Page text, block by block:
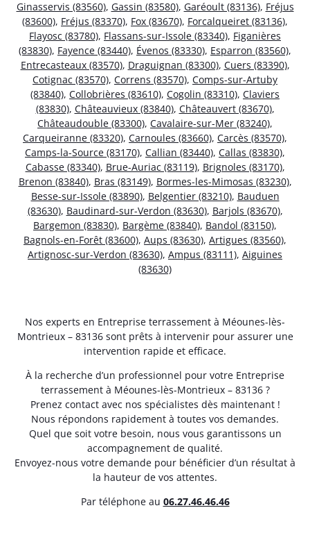
Ginasservis (83560), Gassin (83580), Garéoult (83136), Fréjus
(83600), Fréjus (83370), Fox (83670), Forcalqueiret (83136),
Flayosc (83780), Flassans-sur-Issole (83340), Figanières
(83830), Fayence (83440), Évenos (83330), Esparron (83560),
Entrecasteaux (83570), Draguignan (83300), Cuers (83390),
Cotignac (83570), Correns (83570), Comps-sur-Artuby
(83840), Collobrières (83610), Cogolin (83310), Claviers
(83830), Châteauvieux (83840), Châteauvert (83670),
Châteaudouble (83300), Cavalaire-sur-Mer (83240),
Carqueiranne (83320), Carnoules (83660), Carcès (83570),
Camps-la-Source (83170), Callian (83440), Callas (83830),
Cabasse (83340), Brue-Auriac (83119), Brignoles (83170),
Brenon (83840), Bras (83149), Bormes-les-Mimosas (83230),
Besse-sur-Issole (83890), Belgentier (83210), Bauduen
(83630), Baudinard-sur-Verdon (83630), Barjols (83670),
Bargemon (83830), Bargème (83840), Bandol (83150),
Bagnols-en-Forêt (83600), Aups (83630), Artigues (83560),
Artignosc-sur-Verdon (83630), Ampus (83111), Aiguines
(83630)
Nos experts en Entreprise terrassement à Méounes-lès-
Montrieux – 83136 sont prêts à intervenir pour assurer une
intervention rapide et efficace.
À la recherche d’un professionnel pour votre Entreprise
terrassement à Méounes-lès-Montrieux – 83136 ?
Prenez contact avec nos spécialistes dès maintenant !
Nous répondons rapidement à toutes vos demandes.
Quel que soit votre besoin, nous vous garantissons un
accompagnement de qualité.
Envoyez-nous votre demande pour bénéficier d’un résultat à
la hauteur de vos attentes.
Par téléphone au 06.27.46.46.46